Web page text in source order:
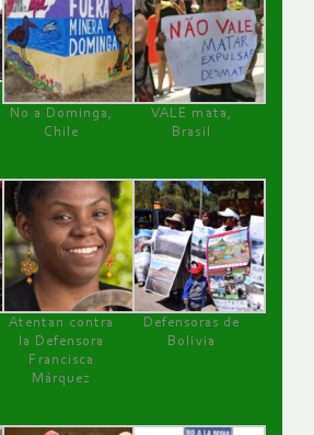
No a Dominga,
Chile
VALE mata,
Brasil
Atentan contra
la Defensora
Francisca
Márquez
Defensoras de
Bolivia